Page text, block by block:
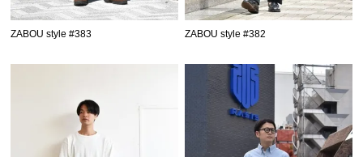
ZABOU style #383 ZABOU style #382